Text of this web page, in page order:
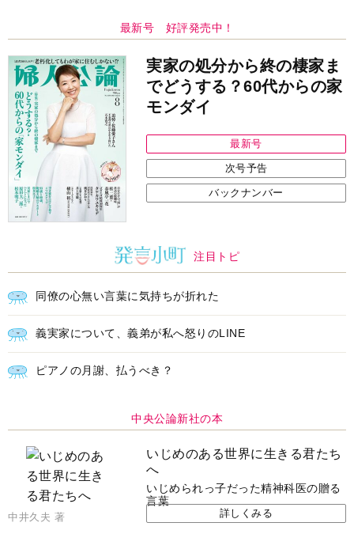
実家の処分から終の棲家ま
モンダイ
バックナンバー
同僚の心無い言葉に気持ちが折れた
義実家について、義弟が私へ怒りのLINE
ピアノの月謝、払うべき？
中央公論新社の本
いじめのある世界に生きる君たち
へ
いじめられっ子だった精神科医の贈る
言葉
中井久夫 著
インフォメーション